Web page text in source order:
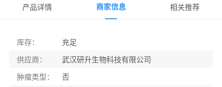
产品详情 商家信息 相关推荐
库存：
充足
供应商：
武汉研升生物科技有限公司
肿瘤类型：
否